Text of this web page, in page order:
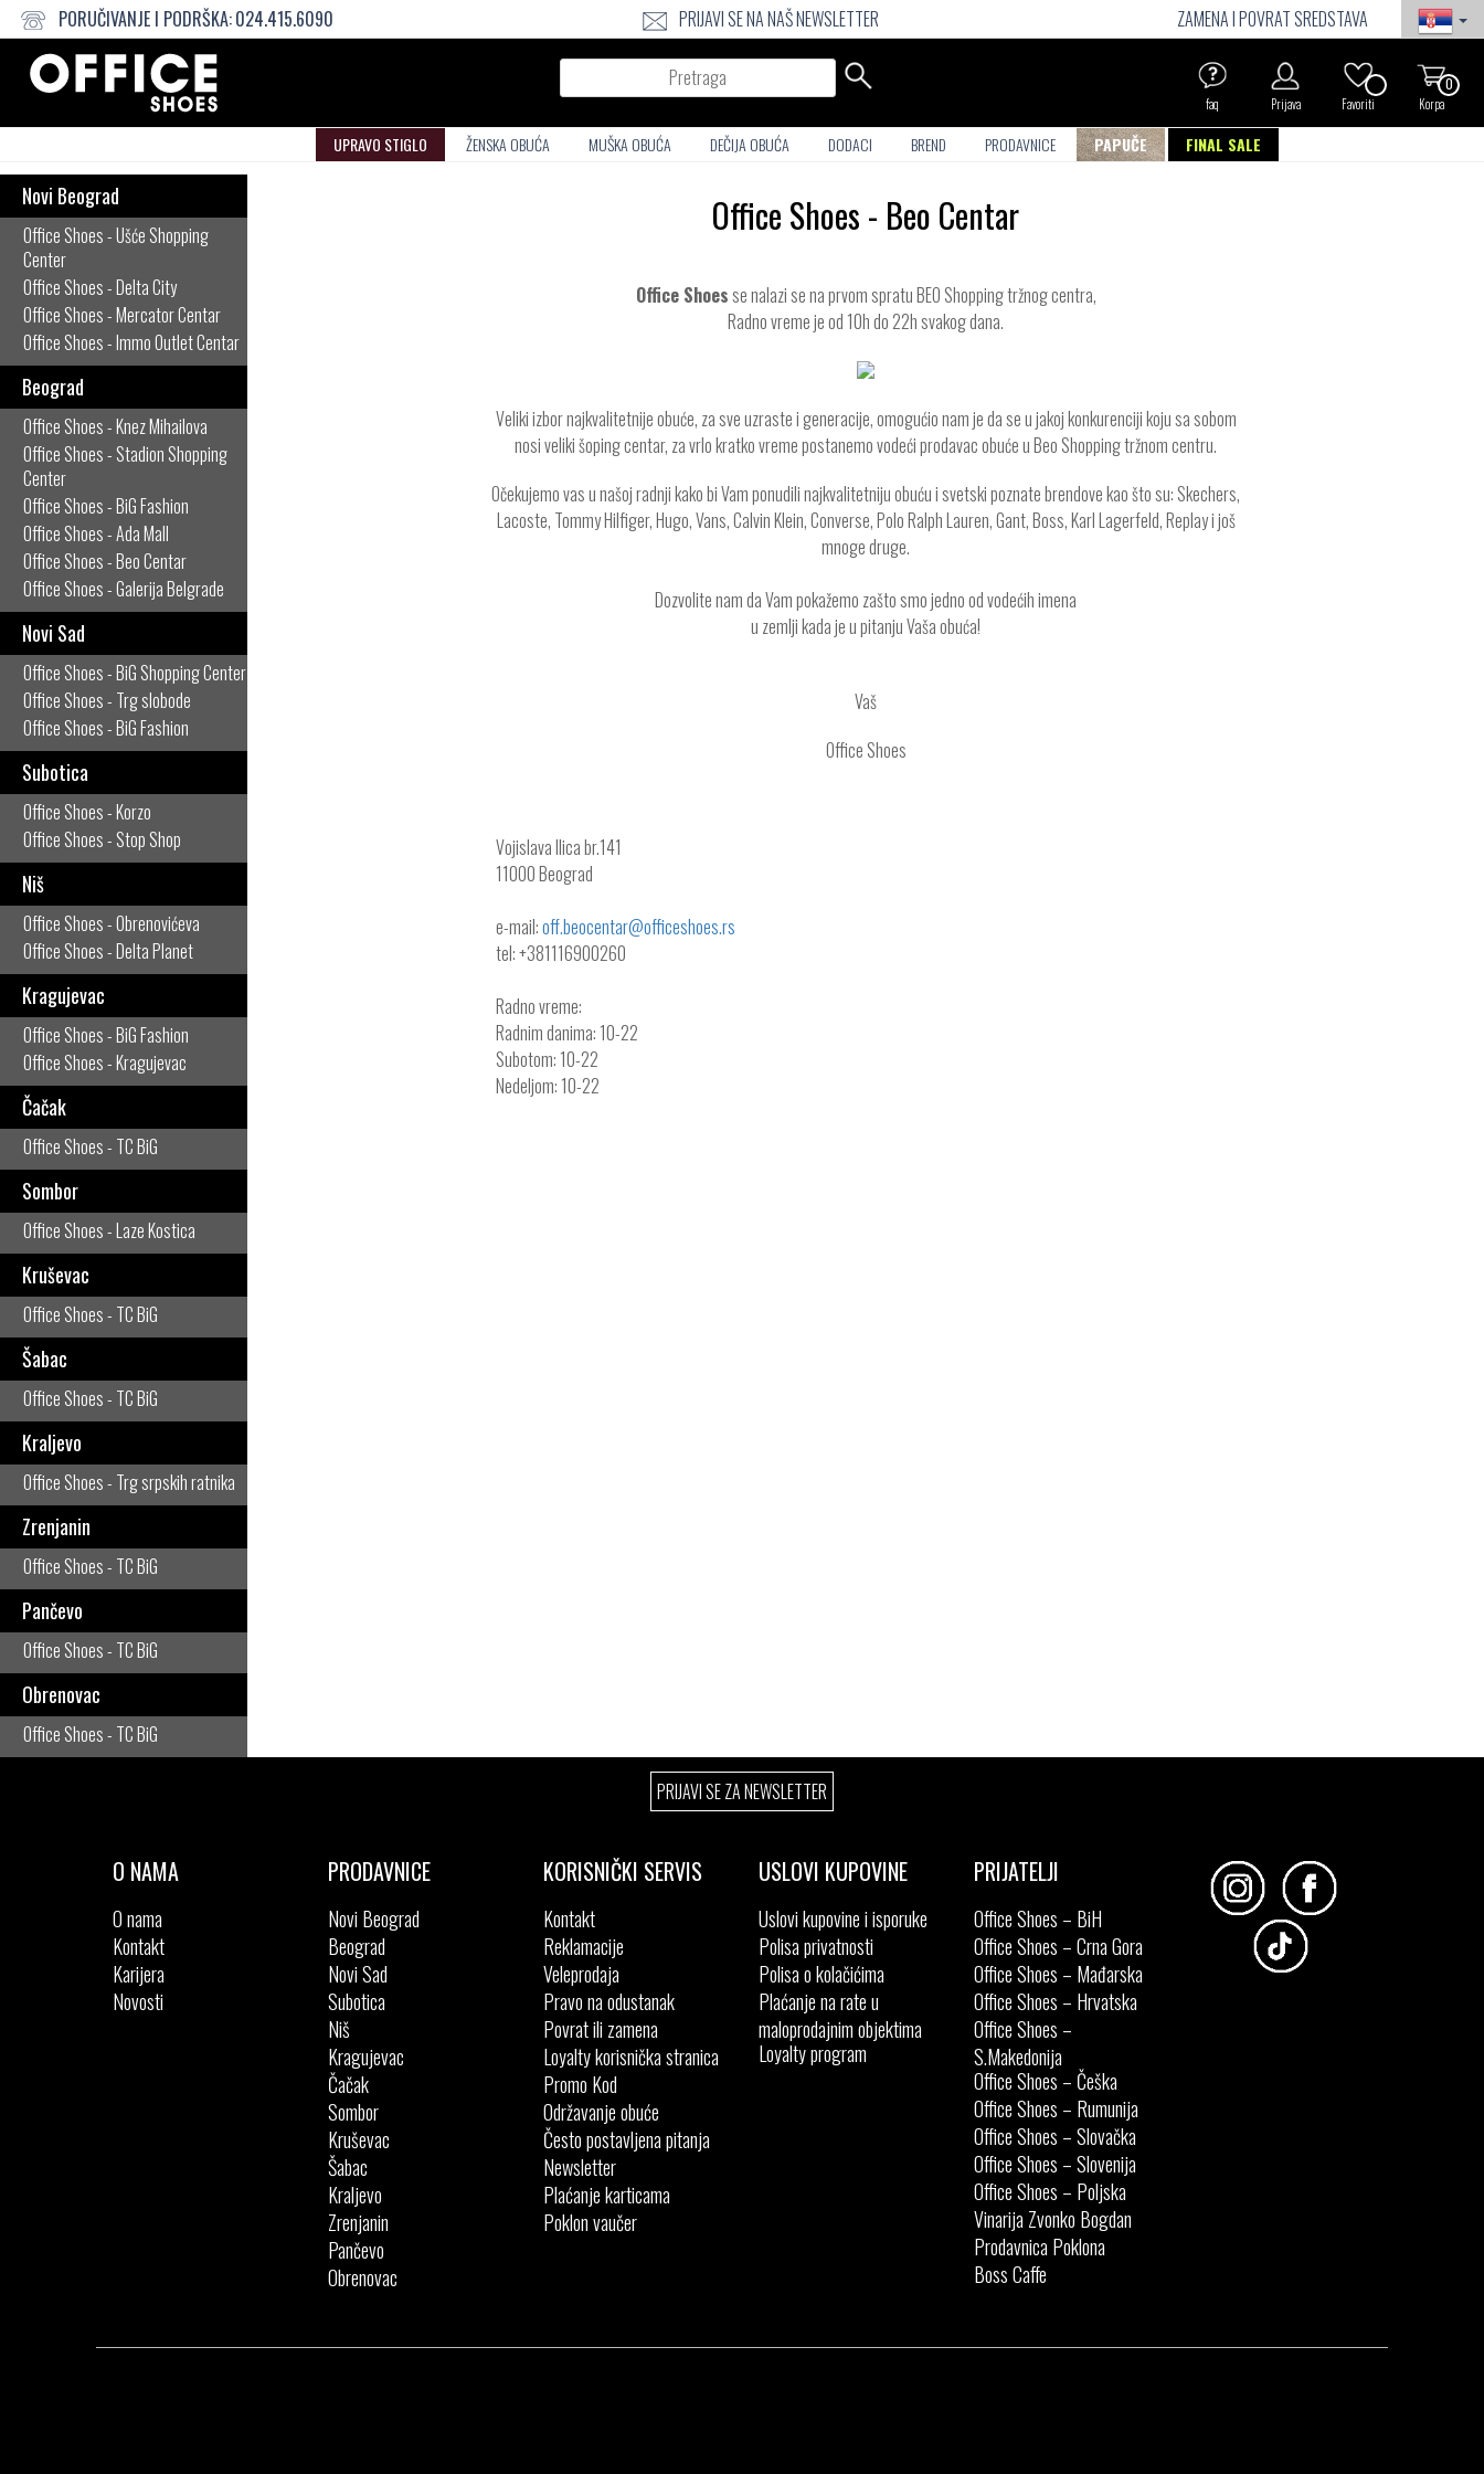
PORUČIVANJE I PODRŠKA:024.415.6090 PRIJAVI SE NA NAŠ NEWSLETTER
ZAMENA I POVRAT SREDSTAVA
Pretraga
0
Korpa
Favoriti
Prijava
faq
UPRAVO STIGLO ŽENSKA OBUĆA MUŠKA OBUĆA DEČIJA OBUĆA DODACI BREND PRODAVNICE PAPUČE FINAL SALE
Novi Beograd
Office Shoes - Ušće Shopping
Center
Office Shoes - Delta City
Office Shoes - Mercator Centar
Office Shoes - Immo Outlet Centar
Beograd
Office Shoes - Knez Mihailova
Office Shoes - Stadion Shopping
Center
Office Shoes - BiG Fashion
Office Shoes - Ada Mall
Office Shoes - Beo Centar
Office Shoes - Galerija Belgrade
Novi Sad
Office Shoes - BiG Shopping Center
Office Shoes - Trg slobode
Office Shoes - BiG Fashion
Subotica
Office Shoes - Korzo
Office Shoes - Stop Shop
Niš
Office Shoes - Obrenovićeva
Office Shoes - Delta Planet
Kragujevac
Office Shoes - BiG Fashion
Office Shoes - Kragujevac
Čačak
Office Shoes - TC BiG
Sombor
Office Shoes - Laze Kostica
Kruševac
Office Shoes - TC BiG
Šabac
Office Shoes - TC BiG
Kraljevo
Office Shoes - Trg srpskih ratnika
Zrenjanin
Office Shoes - TC BiG
Pančevo
Office Shoes - TC BiG
Obrenovac
Office Shoes - TC BiG
Office Shoes - Beo Centar
Office Shoesse nalazi se na prvom spratu BEO Shopping tržnog centra,
Radno vreme je od 10h do 22h svakog dana.
Veliki izbor najkvalitetnije obuće, za sve uzraste i generacije, omogućio nam je da se u jakoj konkurenciji koju sa sobom
nosi veliki šoping centar, za vrlo kratko vreme postanemo vodeći prodavac obuće u Beo Shopping tržnom centru.
Očekujemo vas u našoj radnji kako bi Vam ponudili najkvalitetniju obuću i svetski poznate brendove kao što su: Skechers,
Lacoste, Tommy Hilfiger, Hugo, Vans, Calvin Klein, Converse, Polo Ralph Lauren, Gant, Boss, Karl Lagerfeld, Replay i još
mnoge druge.
Dozvolite nam da Vam pokažemo zašto smo jedno od vodećih imena
u zemlji kada je u pitanju Vaša obuća!
Vaš
Office Shoes
Vojislava Ilica br.141
11000Beograd
e-mail:off.beocentar@officeshoes.rs
tel:+381116900260
Radno vreme:
Radnim danima: 10-22
Subotom: 10-22
Nedeljom: 10-22
PRIJAVI SE ZA NEWSLETTER
O NAMA
O nama
Kontakt
Karijera
Novosti
PRODAVNICE
Novi Beograd
Beograd
Novi Sad
Subotica
Niš
Kragujevac
Čačak
Sombor
Kruševac
Šabac
Kraljevo
Zrenjanin
Pančevo
Obrenovac
KORISNIČKI SERVIS
Kontakt
Reklamacije
Veleprodaja
Pravo na odustanak
Povrat ili zamena
Loyalty korisnička stranica
Promo Kod
Održavanje obuće
Često postavljena pitanja
Newsletter
Plaćanje karticama
Poklon vaučer
USLOVI KUPOVINE
Uslovi kupovine i isporuke
Polisa privatnosti
Polisa o kolačićima
Plaćanje na rate u
maloprodajnim objektima
Loyalty program
PRIJATELJI
Office Shoes – BiH
Office Shoes – Crna Gora
Office Shoes – Mađarska
Office Shoes – Hrvatska
Office Shoes –
S.Makedonija
Office Shoes – Češka
Office Shoes – Rumunija
Office Shoes – Slovačka
Office Shoes – Slovenija
Office Shoes – Poljska
Vinarija Zvonko Bogdan
Prodavnica Poklona
Boss Caffe